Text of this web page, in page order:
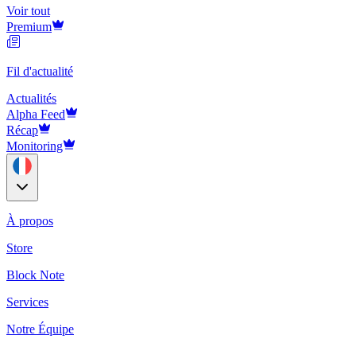
Voir tout
Premium
Fil d'actualité
Actualités
Alpha Feed
Récap
Monitoring
À propos
Store
Block Note
Services
Notre Équipe